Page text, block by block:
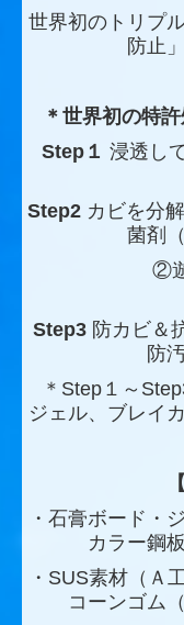
世界初のトリプ
防止
＊世界初の特
Step１ 浸透し
Step2 カビを分
菌剤
②遊離塩素
Step3 防カビ＆
防
＊Step１～
ジェル、ブレイ
【
・石膏ボード・
カラー鋼
・SUS素材（Ａ
コーンゴム